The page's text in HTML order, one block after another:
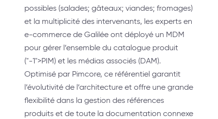
possibles (salades; gâteaux; viandes; fromages)
et la multiplicité des intervenants, les experts en
e-commerce de Galilée ont déployé un MDM
pour gérer l’ensemble du catalogue produit
("-1">PIM) et les médias associés (DAM).
Optimisé par Pimcore, ce référentiel garantit
l’évolutivité de l’architecture et offre une grande
flexibilité dans la gestion des références
produits et de toute la documentation connexe